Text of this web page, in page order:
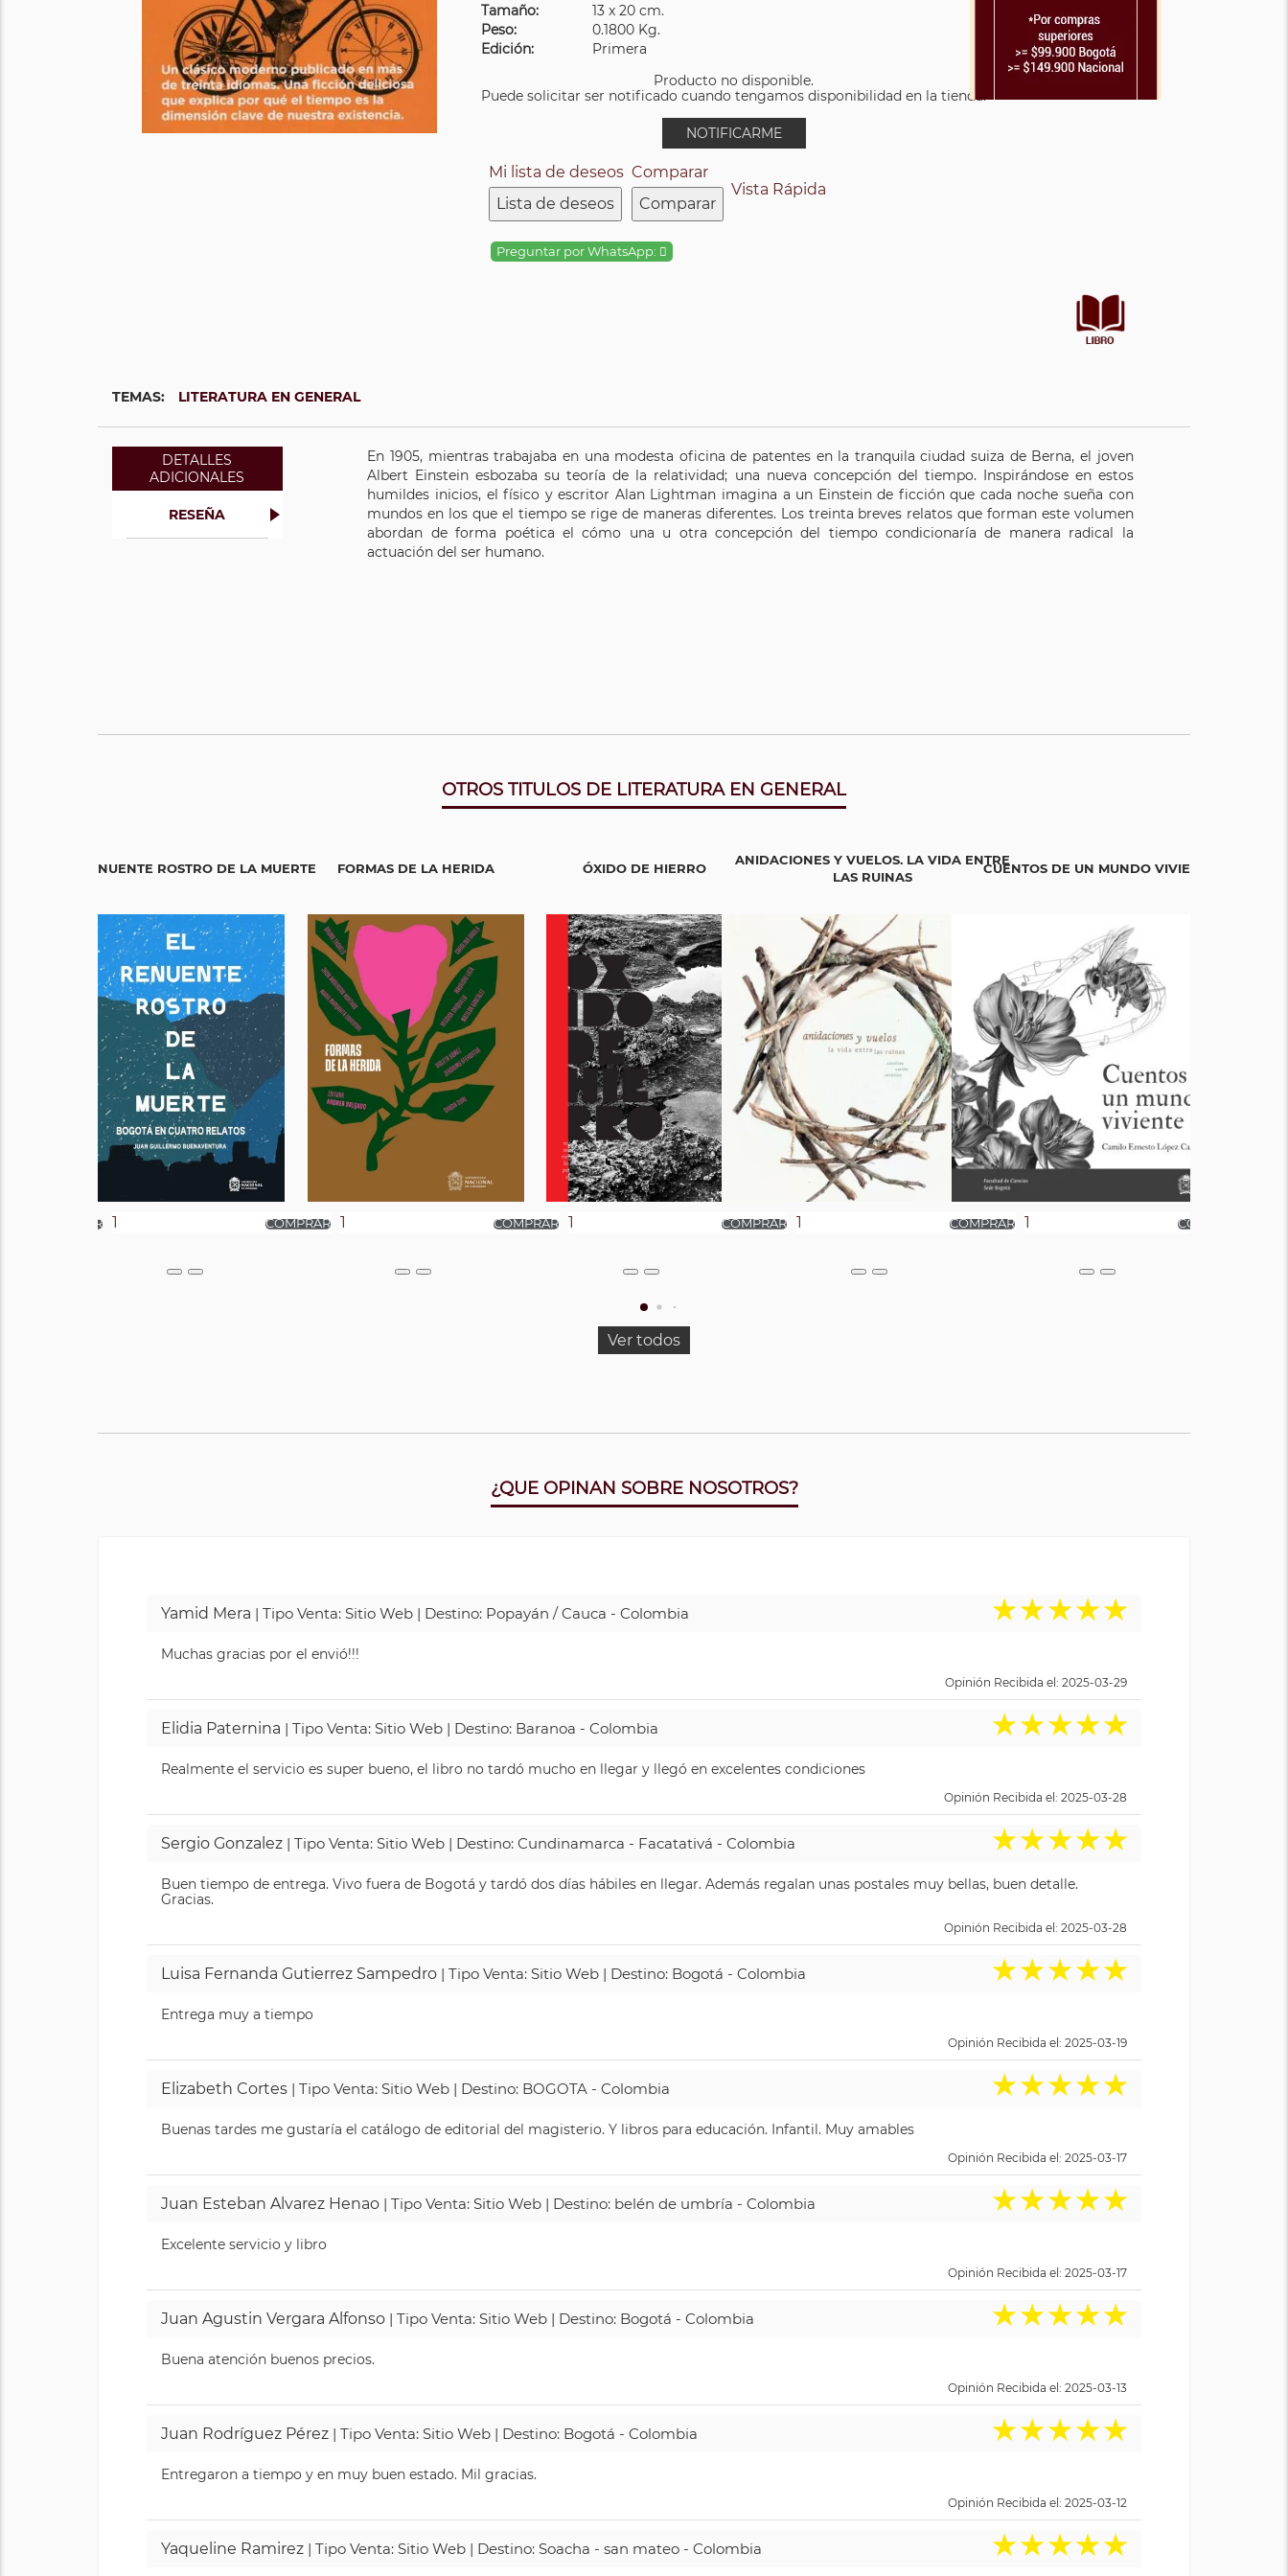
Tamaño:
13 x 20 cm.
Peso:
0.1800 Kg.
Edición:
Primera
Producto no disponible.
Puede solicitar ser notificado cuando tengamos disponibilidad en la tienda.
NOTIFICARME
Mi lista de deseos
Lista de deseos
Comparar
Comparar
Vista Rápida
Preguntar por WhatsApp:
TEMAS: LITERATURA EN GENERAL
DETALLES
ADICIONALES
RESEÑA
En 1905, mientras trabajaba en una modesta oficina de patentes en la tranquila ciudad suiza de Berna, el joven
Albert Einstein esbozaba su teoría de la relatividad; una nueva concepción del tiempo. Inspirándose en estos
humildes inicios, el físico y escritor Alan Lightman imagina a un Einstein de ficción que cada noche sueña con
mundos en los que el tiempo se rige de maneras diferentes. Los treinta breves relatos que forman este volumen
abordan de forma poética el cómo una u otra concepción del tiempo condicionaría de manera radical la
actuación del ser humano.
OTROS TITULOS DE LITERATURA EN GENERAL
EL RENUENTE ROSTRO DE LA MUERTE FORMAS DE LA HERIDA ÓXIDO DE HIERRO
ANIDACIONES Y VUELOS. LA VIDA ENTRE
LAS RUINAS
CUENTOS DE UN MUNDO VIVIENTE
Ver todos
¿QUE OPINAN SOBRE NOSOTROS?
Yamid Mera | Tipo Venta: Sitio Web | Destino: Popayán / Cauca - Colombia ★★★★★
Muchas gracias por el envió!!!
Opinión Recibida el: 2025-03-29
Elidia Paternina | Tipo Venta: Sitio Web | Destino: Baranoa - Colombia ★★★★★
Realmente el servicio es super bueno, el libro no tardó mucho en llegar y llegó en excelentes condiciones
Opinión Recibida el: 2025-03-28
Sergio Gonzalez | Tipo Venta: Sitio Web | Destino: Cundinamarca - Facatativá - Colombia ★★★★★
Buen tiempo de entrega. Vivo fuera de Bogotá y tardó dos días hábiles en llegar. Además regalan unas postales muy bellas, buen detalle.
Gracias.
Opinión Recibida el: 2025-03-28
Luisa Fernanda Gutierrez Sampedro | Tipo Venta: Sitio Web | Destino: Bogotá - Colombia ★★★★★
Entrega muy a tiempo
Opinión Recibida el: 2025-03-19
Elizabeth Cortes | Tipo Venta: Sitio Web | Destino: BOGOTA - Colombia ★★★★★
Buenas tardes me gustaría el catálogo de editorial del magisterio. Y libros para educación. Infantil. Muy amables
Opinión Recibida el: 2025-03-17
Juan Esteban Alvarez Henao | Tipo Venta: Sitio Web | Destino: belén de umbría - Colombia ★★★★★
Excelente servicio y libro
Opinión Recibida el: 2025-03-17
Juan Agustin Vergara Alfonso | Tipo Venta: Sitio Web | Destino: Bogotá - Colombia ★★★★★
Buena atención buenos precios.
Opinión Recibida el: 2025-03-13
Juan Rodríguez Pérez | Tipo Venta: Sitio Web | Destino: Bogotá - Colombia ★★★★★
Entregaron a tiempo y en muy buen estado. Mil gracias.
Opinión Recibida el: 2025-03-12
Yaqueline Ramirez | Tipo Venta: Sitio Web | Destino: Soacha - san mateo - Colombia ★★★★★